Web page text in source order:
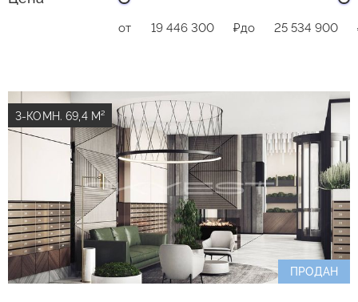
от ₽до
3-КОМН. 69,4 М²
ПРОДАН